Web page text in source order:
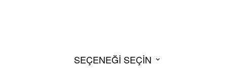
SEÇENEĞI SEÇIN